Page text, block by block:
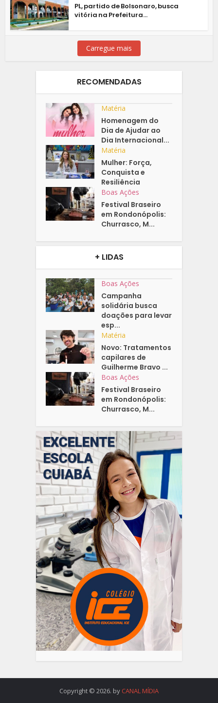
PL, partido de Bolsonaro, busca
vitória na Prefeitura...
Carregue mais
RECOMENDADAS
Matéria
Homenagem do
Dia de Ajudar ao
Dia Internacional...
Matéria
Mulher: Força,
Conquista e
Resiliência
Boas Ações
Festival Braseiro
em Rondonópolis:
Churrasco, M...
+ LIDAS
Boas Ações
Campanha
solidária busca
doações para levar
esp...
Matéria
Novo: Tratamentos
capilares de
Guilherme Bravo ...
Boas Ações
Festival Braseiro
em Rondonópolis:
Churrasco, M...
Copyright © 2026. by CANAL MÍDIA